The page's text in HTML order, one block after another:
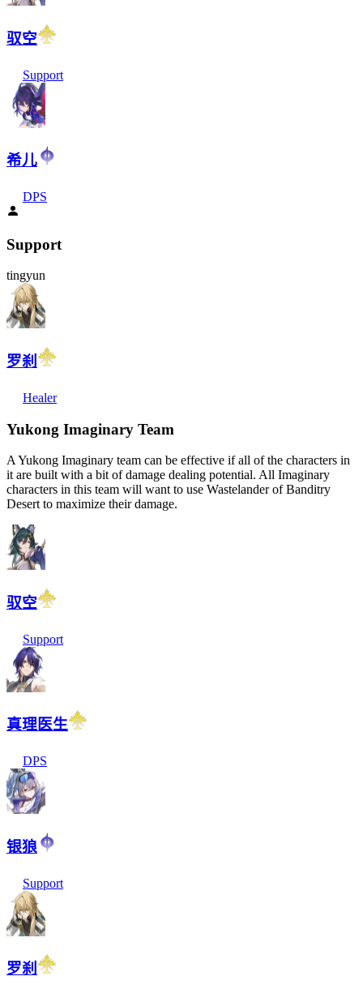
驭空
Support
希儿
DPS
Support
tingyun
罗刹
Healer
Yukong Imaginary Team
A Yukong Imaginary team can be effective if all of the characters in
it are built with a bit of damage dealing potential. All Imaginary
characters in this team will want to use Wastelander of Banditry
Desert to maximize their damage.
驭空
Support
真理医生
DPS
银狼
Support
罗刹